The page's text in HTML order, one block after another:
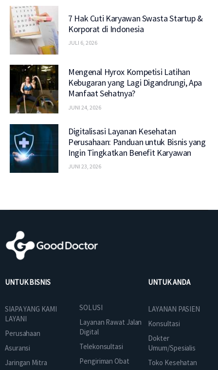
7 Hak Cuti Karyawan Swasta Startup &
Korporat di Indonesia
JULI 6, 2026
Mengenal Hyrox Kompetisi Latihan
Kebugaran yang Lagi Digandrungi, Apa
Manfaat Sehatnya?
JUNI 24, 2026
Digitalisasi Layanan Kesehatan
Perusahaan: Panduan untuk Bisnis yang
Ingin Tingkatkan Benefit Karyawan
JUNI 23, 2026
UNTUK BISNIS
SIAPA YANG KAMI
LAYANI
Perusahaan
Asuransi
Jaringan Mitra
SOLUSI
Layanan Rawat Jalan
Digital
Telekonsultasi
Pengiriman Obat
UNTUK ANDA
LAYANAN PASIEN
Konsultasi
Dokter
Umum/Spesialis
Toko Kesehatan